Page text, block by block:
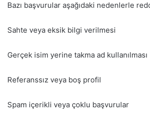
Bazı başvurular aşağıdaki nedenlerle
Sahte veya eksik bilgi verilmesi
Gerçek isim yerine takma ad kullanılması
Referanssız veya boş profil
Spam içerikli veya çoklu başvurular